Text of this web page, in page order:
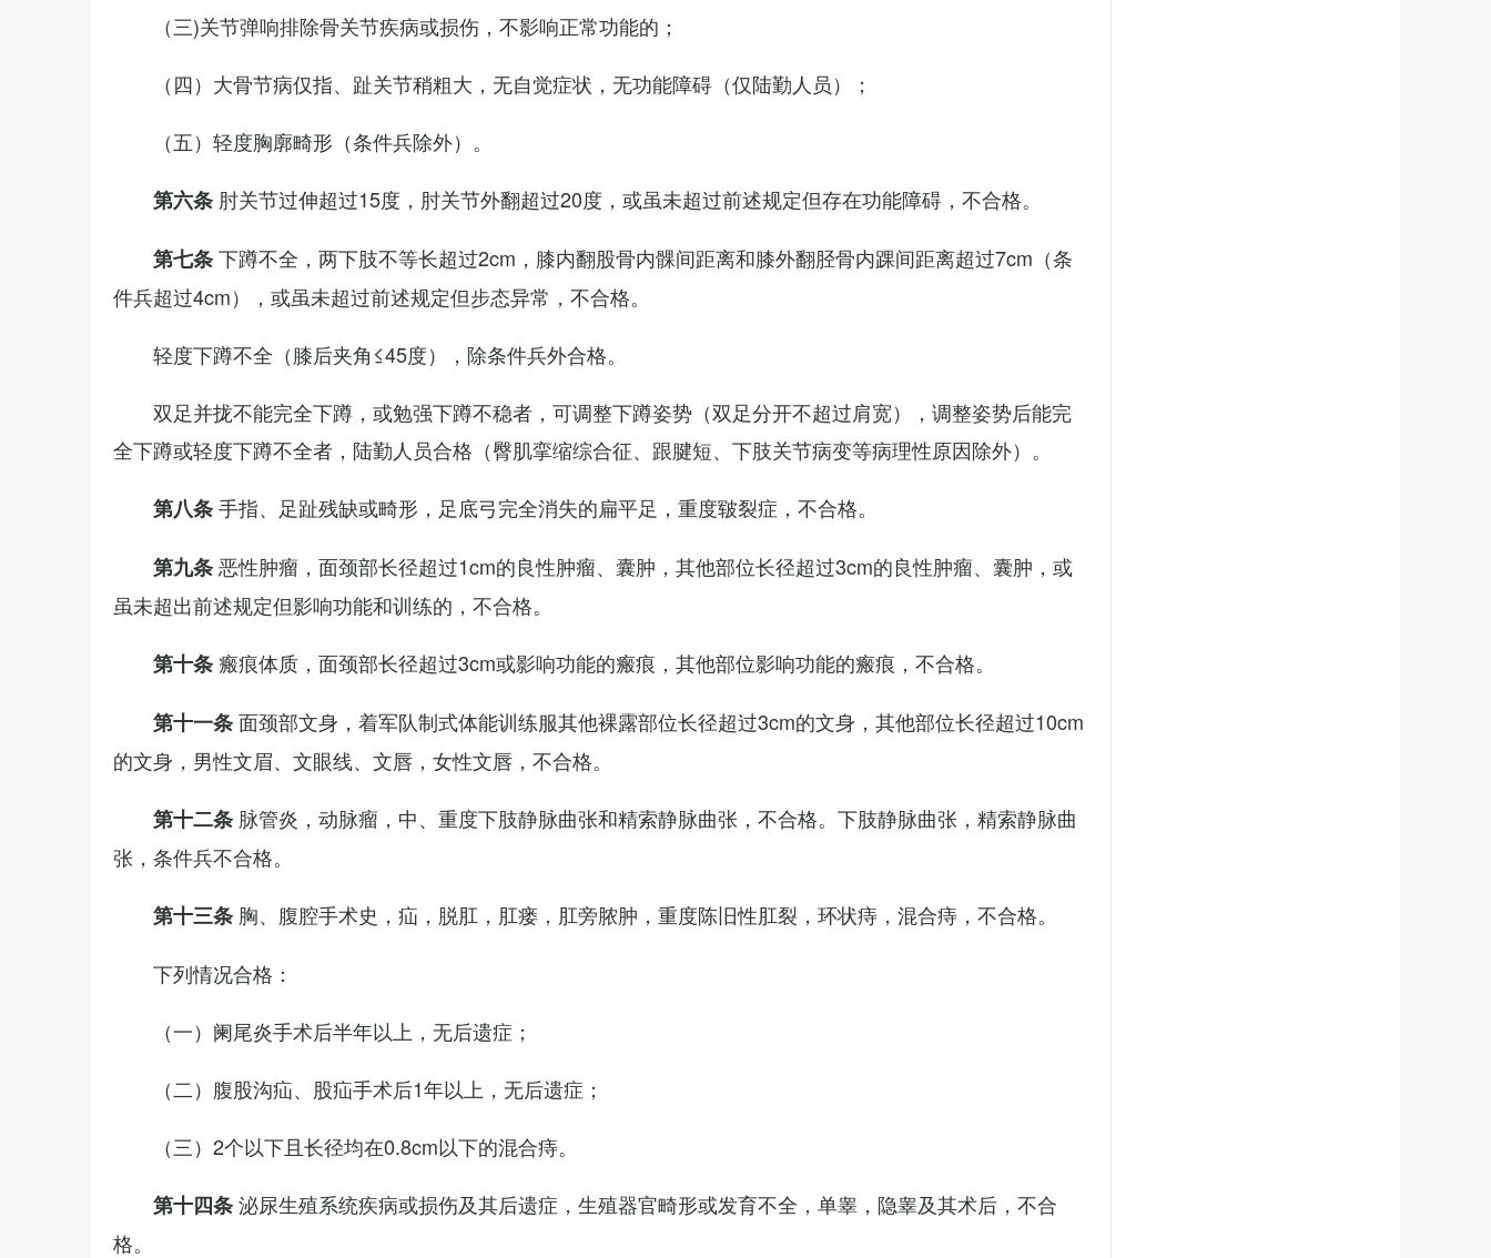
（三)关节弹响排除骨关节疾病或损伤，不影响正常功能的；
（四）大骨节病仅指、趾关节稍粗大，无自觉症状，无功能障碍（仅陆勤人员）；
（五）轻度胸廓畸形（条件兵除外）。
第六条 肘关节过伸超过15度，肘关节外翻超过20度，或虽未超过前述规定但存在功能障碍，不合格。
第七条下蹲不全，两下肢不等长超过2cm，膝内翻股骨内髁间距离和膝外翻胫骨内踝间距离超过7cm（条
件兵超过4cm），或虽未超过前述规定但步态异常，不合格。
轻度下蹲不全（膝后夹角≤45度），除条件兵外合格。
双足并拢不能完全下蹲，或勉强下蹲不稳者，可调整下蹲姿势（双足分开不超过肩宽），调整姿势后能完
全下蹲或轻度下蹲不全者，陆勤人员合格（臀肌挛缩综合征、跟腱短、下肢关节病变等病理性原因除外）。
第八条手指、足趾残缺或畸形，足底弓完全消失的扁平足，重度皲裂症，不合格。
第九条恶性肿瘤，面颈部长径超过1cm的良性肿瘤、囊肿，其他部位长径超过3cm的良性肿瘤、囊肿，或
虽未超出前述规定但影响功能和训练的，不合格。
第十条 瘢痕体质，面颈部长径超过3cm或影响功能的瘢痕，其他部位影响功能的瘢痕，不合格。
第十一条面颈部文身，着军队制式体能训练服其他裸露部位长径超过3cm的文身，其他部位长径超过10cm
的文身，男性文眉、文眼线、文唇，女性文唇，不合格。
第十二条 脉管炎，动脉瘤，中、重度下肢静脉曲张和精索静脉曲张，不合格。下肢静脉曲张，精索静脉曲
张，条件兵不合格。
第十三条 胸、腹腔手术史，疝，脱肛，肛瘘，肛旁脓肿，重度陈旧性肛裂，环状痔，混合痔，不合格。
下列情况合格：
（一）阑尾炎手术后半年以上，无后遗症；
（二）腹股沟疝、股疝手术后1年以上，无后遗症；
（三）2个以下且长径均在0.8cm以下的混合痔。
第十四条泌尿生殖系统疾病或损伤及其后遗症，生殖器官畸形或发育不全，单睾，隐睾及其术后，不合
格。